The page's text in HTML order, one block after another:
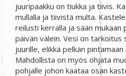
juuripaakku on tiukka ja tiivis.
mullalla ja tiivistä multa.
reilusti kerralla ja sään mukaan
päivän välein. Vesi on tarkoitus
juurille, elikkä pelkän
Mahdollista on myös ohjata
pohjalle johon kaataa osan